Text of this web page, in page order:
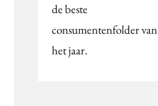
de beste
consumentenfolder van
het jaar.